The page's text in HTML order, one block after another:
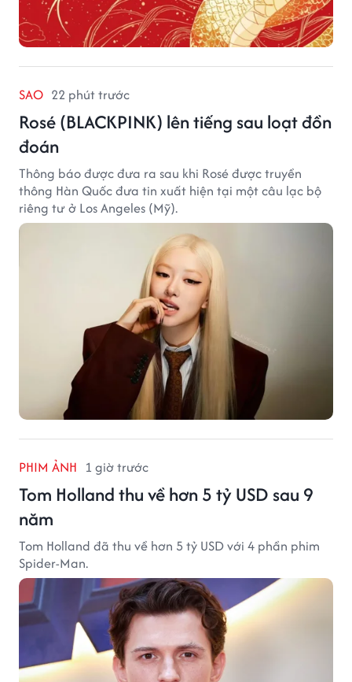
SAO 22 phút trước
Rosé (BLACKPINK) lên tiếng sau loạt đồn
đoán
Thông báo được đưa ra sau khi Rosé được truyền
thông Hàn Quốc đưa tin xuất hiện tại một câu lạc bộ
riêng tư ở Los Angeles (Mỹ).
PHIM ẢNH 1 giờ trước
Tom Holland thu về hơn 5 tỷ USD sau 9
năm
Tom Holland đã thu về hơn 5 tỷ USD với 4 phần phim
Spider-Man.